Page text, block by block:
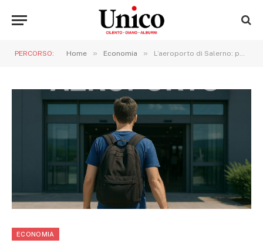
PERCORSO: Home » Economia » L’aeroporto di Salerno: porta d’accesso al mondo e occasione di svolta per Cilento, Vallo di Diano e Alburni
ECONOMIA